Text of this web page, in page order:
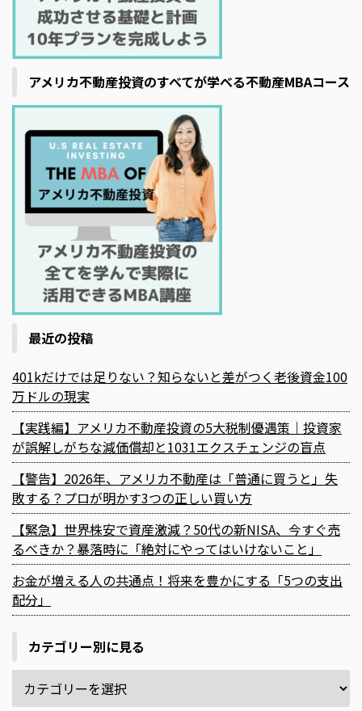
アメリカ不動産投資のすべてが学べる不動産MBAコース
最近の投稿
401kだけでは足りない？知らないと差がつく老後資金100
万ドルの現実
【実践編】アメリカ不動産投資の5大税制優遇策｜投資家
が誤解しがちな減価償却と1031エクスチェンジの盲点
【警告】2026年、アメリカ不動産は「普通に買うと」失
敗する？プロが明かす3つの正しい買い方
【緊急】世界株安で資産激減？50代の新NISA、今すぐ売
るべきか？暴落時に「絶対にやってはいけないこと」
お金が増える人の共通点！将来を豊かにする「5つの支出
配分」
カテゴリー別に見る